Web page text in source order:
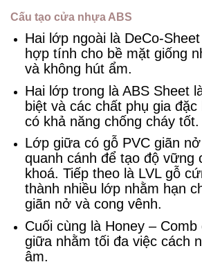
Cấu tạo cửa nhựa ABS
Hai lớp ngoài là DeCo-
hợp tính cho bề mặt giống
và không hút ẩm.
Hai lớp trong là ABS Sheet
biệt và các chất phụ gia đặc
có khả năng chống cháy tốt.
Lớp giữa có gỗ PVC giãn
quanh cánh để tạo độ vững
khoá. Tiếp theo là LVL gỗ
thành nhiều lớp nhằm hạn
giãn nở và cong vênh.
Cuối cùng là Honey –
giữa nhằm tối đa việc cách
âm.